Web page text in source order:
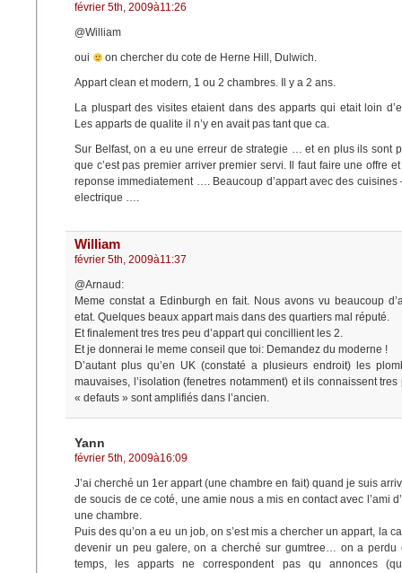
février 5th, 2009à11:26
@William
oui
on chercher du cote de Herne Hill, Dulwich.
Appart clean et modern, 1 ou 2 chambres. Il y a 2 ans.
La pluspart des visites etaient dans des apparts qui etait loin
Les apparts de qualite il n’y en avait pas tant que ca.
Sur Belfast, on a eu une erreur de strategie … et en plus ils sont
que c’est pas premier arriver premier servi. Il faut faire une offre
reponse immediatement …. Beaucoup d’appart avec des
electrique ….
William
février 5th, 2009à11:37
@Arnaud:
Meme constat a Edinburgh en fait. Nous avons vu beaucoup
etat. Quelques beaux appart mais dans des quartiers mal réputé.
Et finalement tres tres peu d’appart qui concillient les 2.
Et je donnerai le meme conseil que toi: Demandez du moderne !
D’autant plus qu’en UK (constaté a plusieurs endroit) les
mauvaises, l’isolation (fenetres notamment) et ils connaissent tres
« defauts » sont amplifiés dans l’ancien.
Yann
février 5th, 2009à16:09
J’ai cherché un 1er appart (une chambre en fait) quand je suis
de soucis de ce coté, une amie nous a mis en contact avec l’ami
une chambre.
Puis des qu’on a eu un job, on s’est mis a chercher un appart, la
devenir un peu galere, on a cherché sur gumtree… on a perdu
temps, les apparts ne correspondent pas qu annonces